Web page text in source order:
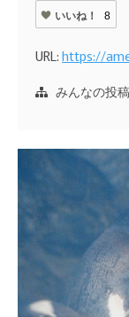
いいね！ 8
URL:https://
みんなの投稿